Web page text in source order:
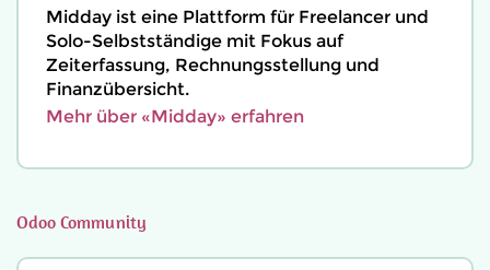
Midday ist eine Plattform für Freelancer und
Solo-Selbstständige mit Fokus auf
Zeiterfassung, Rechnungsstellung und
Finanzübersicht.
Mehr über «Midday» erfahren
Odoo Community